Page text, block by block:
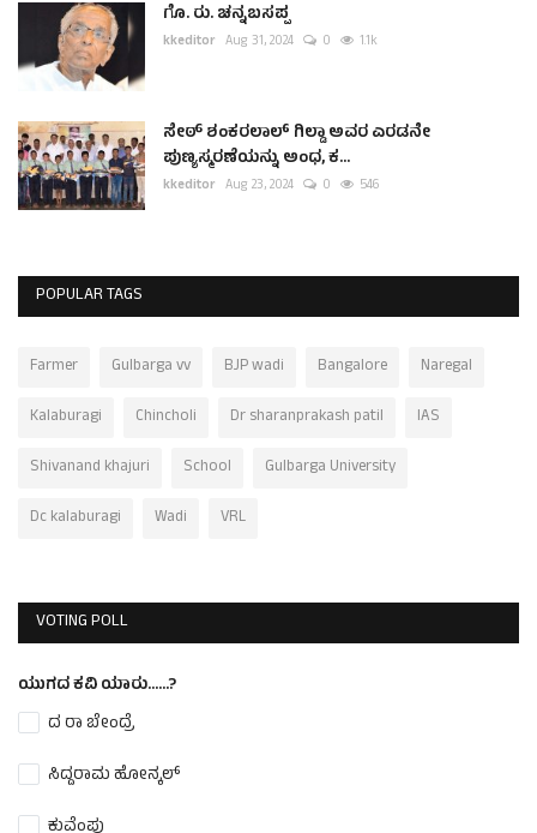
ಗೊ. ರು. ಚನ್ನಬಸಪ್ಪ
kkeditor Aug 31, 2024 0 1.1k
ಸೇಠ್ ಶಂಕರಲಾಲ್ ಗಿಲ್ಡಾ ಅವರ ಎರಡನೇ
ಪುಣ್ಯಸ್ಮರಣೆಯನ್ನು ಅಂಧ, ಕ...
kkeditor Aug 23, 2024 0 546
POPULAR TAGS
Farmer Gulbarga vv BJP wadi Bangalore
Naregal
Kalaburagi
Chincholi Dr sharanprakash patil
IAS
Shivanand khajuri
School
Gulbarga University
Dc kalaburagi
Wadi VRL
VOTING POLL
ಯುಗದ ಕವಿ ಯಾರು......?
ದ ರಾ ಬೇಂದ್ರೆ
ಸಿದ್ದರಾಮ ಹೋನ್ಕಲ್